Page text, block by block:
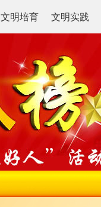
文明培育 文明实践